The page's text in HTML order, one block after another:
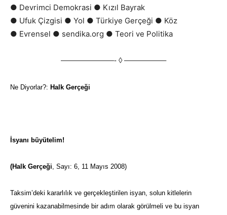
● Devrimci Demokrasi ● Kızıl Bayrak
● Ufuk Çizgisi ● Yol ● Türkiye Gerçeği ● Köz
● Evrensel ● sendika.org ● Teori ve Politika
———————- ◊—————–
Ne Diyorlar?: Halk Gerçeği
İsyanı büyütelim!
(Halk Gerçeği, Sayı: 6, 11 Mayıs 2008)
Taksim’deki kararlılık ve gerçekleştirilen isyan, solun kitlelerin
güvenini kazanabilmesinde bir adım olarak görülmeli ve bu isyan